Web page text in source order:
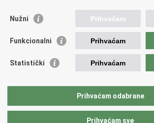
Središnja agencija za financiranje i ugovaranje
Institucije i javne ustanove u
Ministarstva
Agencija za ugljikovodike
Hrvatska agencija za malo gospodarstvo,
Državni zavod za mjeriteljstvo
Nužni Prihvaćam
Funkcionalni Prihvaćam
Statistički Prihvaćam
Prihvaćam odabrane
Prihvaćam sve